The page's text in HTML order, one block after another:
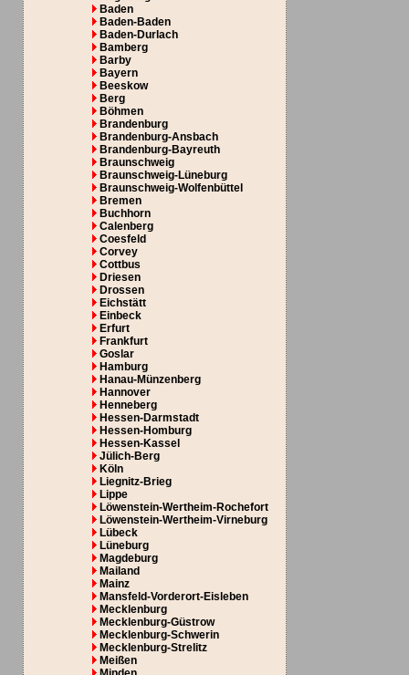
Baden
Baden-Baden
Baden-Durlach
Bamberg
Barby
Bayern
Beeskow
Berg
Böhmen
Brandenburg
Brandenburg-Ansbach
Brandenburg-Bayreuth
Braunschweig
Braunschweig-Lüneburg
Braunschweig-Wolfenbüttel
Bremen
Buchhorn
Calenberg
Coesfeld
Corvey
Cottbus
Driesen
Drossen
Eichstätt
Einbeck
Erfurt
Frankfurt
Goslar
Hamburg
Hanau-Münzenberg
Hannover
Henneberg
Hessen-Darmstadt
Hessen-Homburg
Hessen-Kassel
Jülich-Berg
Köln
Liegnitz-Brieg
Lippe
Löwenstein-Wertheim-Rochefort
Löwenstein-Wertheim-Virneburg
Lübeck
Lüneburg
Magdeburg
Mailand
Mainz
Mansfeld-Vorderort-Eisleben
Mecklenburg
Mecklenburg-Güstrow
Mecklenburg-Schwerin
Mecklenburg-Strelitz
Meißen